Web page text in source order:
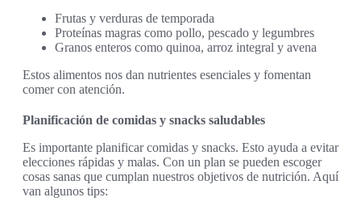
Frutas y verduras de temporada
Proteínas magras como pollo, pescado y legumbres
Granos enteros como quinoa, arroz integral y avena
Estos alimentos nos dan nutrientes esenciales y fomentan
comer con atención.
Planificación de comidas y snacks saludables
Es importante planificar comidas y snacks. Esto ayuda a evitar
elecciones rápidas y malas. Con un plan se pueden escoger
cosas sanas que cumplan nuestros objetivos de nutrición. Aquí
van algunos tips: